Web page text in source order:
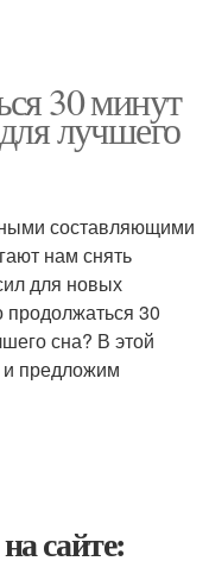
30 минут
лучшего
составляющими
нам снять
для новых
продолжаться 30
сна? В этой
и предложим
сайте: